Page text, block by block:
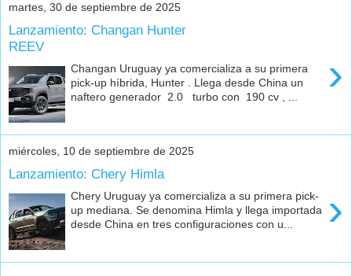
martes, 30 de septiembre de 2025
Lanzamiento: Changan Hunter
REEV
›
Changan Uruguay ya comercializa a su primera
pick-up híbrida, Hunter . Llega desde China un
naftero generador 2.0 turbo con 190 cv , ...
miércoles, 10 de septiembre de 2025
Lanzamiento: Chery Himla
›
Chery Uruguay ya comercializa a su primera pick-
up mediana. Se denomina Himla y llega importada
desde China en tres configuraciones con u...